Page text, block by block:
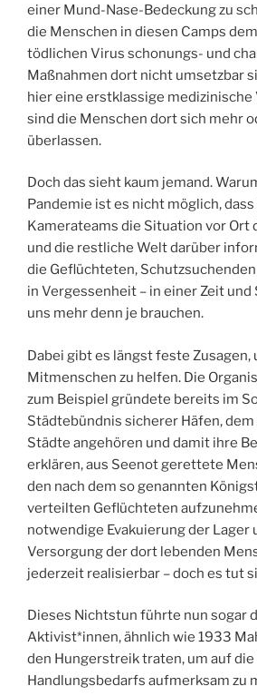
einer Mund-Nase-Bedeckung zu
die Menschen in diesen Camps
tödlichen Virus schonungs- und
Maßnahmen dort nicht umsetzbar
hier eine erstklassige medizinische
sind die Menschen dort sich mehr
überlassen.
Doch das sieht kaum jemand.
Pandemie ist es nicht möglich,
Kamerateams die Situation vor Ort
und die restliche Welt darüber
die Geflüchteten,
in Vergessenheit – in einer Zeit und
uns mehr denn je brauchen.
Dabei gibt es längst feste Zusagen,
Mitmenschen zu helfen. Die
zum Beispiel gründete bereits im
Städtebündnis sicherer Häfen,
Städte angehören und damit ihre
erklären, aus Seenot gerettete
den nach dem so genannten
verteilten Geflüchteten
notwendige Evakuierung der Lager
Versorgung der dort lebenden
jederzeit realisierbar – doch es tut
Dieses Nichtstun führte nun sogar
Aktivist*innen, ähnlich wie 1933
den Hungerstreik traten, um auf
Handlungsbedarfs aufmerksam zu